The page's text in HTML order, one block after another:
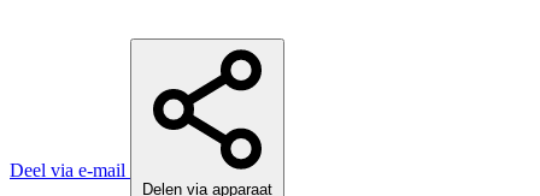
Deel via e-mail
Delen via apparaat